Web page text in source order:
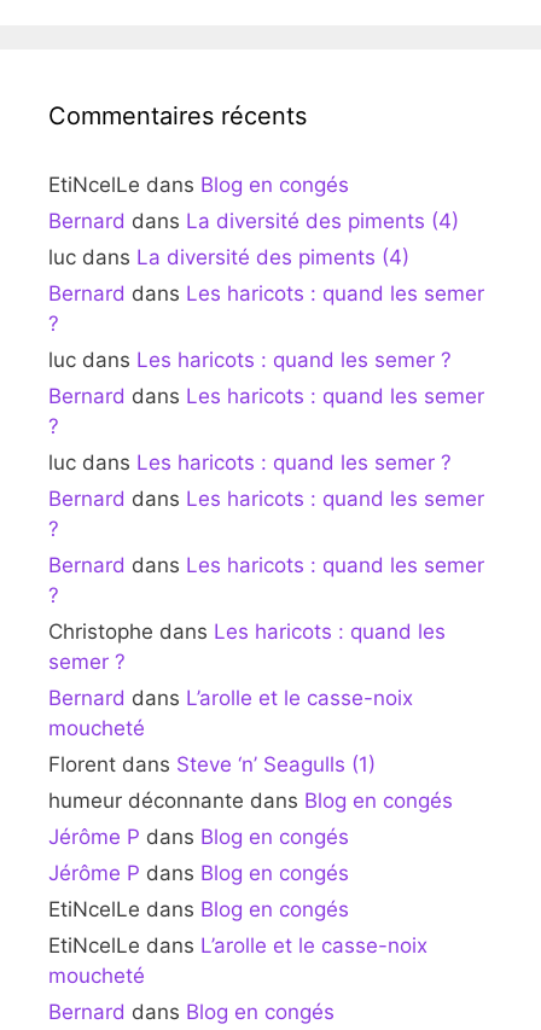
Commentaires récents
EtiNcelLe dans Blog en congés
Bernard dans La diversité des piments (4)
luc dans La diversité des piments (4)
Bernard dans Les haricots : quand les semer
?
luc dans Les haricots : quand les semer ?
Bernard dans Les haricots : quand les semer
?
luc dans Les haricots : quand les semer ?
Bernard dans Les haricots : quand les semer
?
Bernard dans Les haricots : quand les semer
?
Christophe dans Les haricots : quand les
semer ?
Bernard dans L’arolle et le casse-noix
moucheté
Florent dans Steve ‘n’ Seagulls (1)
humeur déconnante dans Blog en congés
Jérôme P dans Blog en congés
Jérôme P dans Blog en congés
EtiNcelLe dans Blog en congés
EtiNcelLe dans L’arolle et le casse-noix
moucheté
Bernard dans Blog en congés